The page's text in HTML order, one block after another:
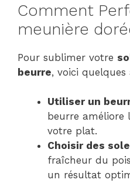
Comment
meunière
Pour sublimer votre
beurre, voici quelques
Utiliser un
beurre
votre plat.
Choisir des
fraîcheur du
un résultat